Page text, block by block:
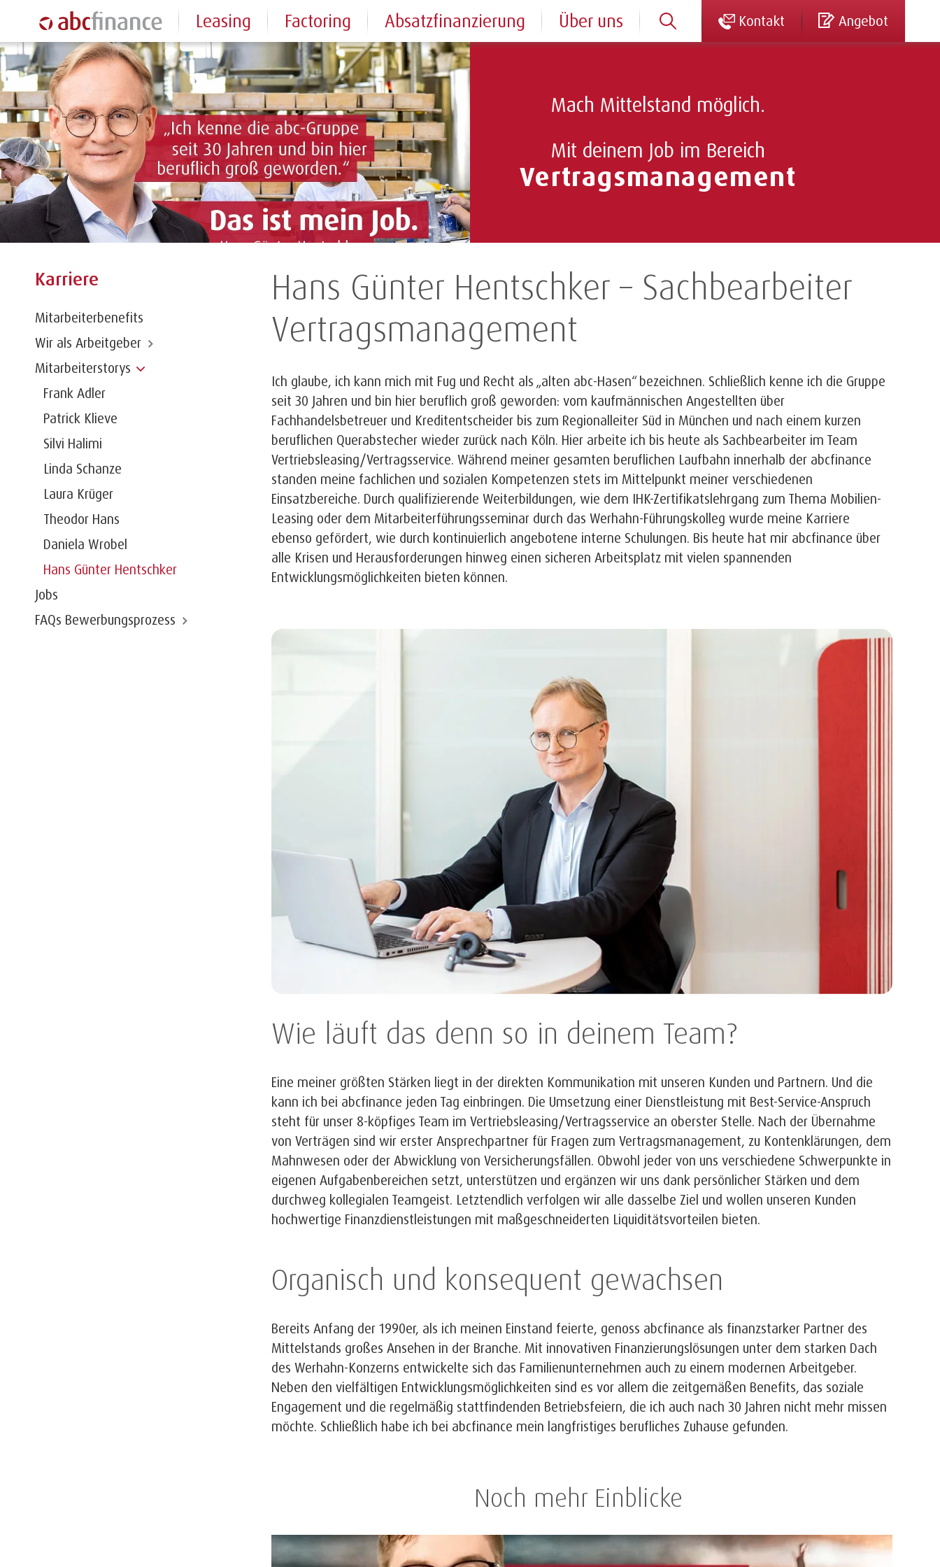
Mach Mittelstand möglich.
Mit deinem Job im Bereich
Vertragsmanagement
Karriere
Mitarbeiterbenefits
Wir als Arbeitgeber
Mitarbeiterstorys
Frank Adler
Patrick Klieve
Silvi Halimi
Linda Schanze
Laura Krüger
Theodor Hans
Daniela Wrobel
Hans Günter Hentschker
Jobs
FAQs Bewerbungsprozess
Hans Günter Hentschker – Sachbearbeiter
Vertragsmanagement
Ich glaube, ich kann mich mit Fug und Recht als „alten abc-Hasen“ bezeichnen. Schließlich kenne ich die Gruppe
seit 30 Jahren und bin hier beruflich groß geworden: vom kaufmännischen Angestellten über
Fachhandelsbetreuer und Kreditentscheider bis zum Regionalleiter Süd in München und nach einem kurzen
beruflichen Querabstecher wieder zurück nach Köln. Hier arbeite ich bis heute als Sachbearbeiter im Team
Vertriebsleasing/Vertragsservice. Während meiner gesamten beruflichen Laufbahn innerhalb der abcfinance
standen meine fachlichen und sozialen Kompetenzen stets im Mittelpunkt meiner verschiedenen
Einsatzbereiche. Durch qualifizierende Weiterbildungen, wie dem IHK-Zertifikatslehrgang zum Thema Mobilien-
Leasing oder dem Mitarbeiterführungsseminar durch das Werhahn-Führungskolleg wurde meine Karriere
ebenso gefördert, wie durch kontinuierlich angebotene interne Schulungen. Bis heute hat mir abcfinance über
alle Krisen und Herausforderungen hinweg einen sicheren Arbeitsplatz mit vielen spannenden
Entwicklungsmöglichkeiten bieten können.
Wie läuft das denn so in deinem Team?
Eine meiner größten Stärken liegt in der direkten Kommunikation mit unseren Kunden und Partnern. Und die
kann ich bei abcfinance jeden Tag einbringen. Die Umsetzung einer Dienstleistung mit Best-Service-Anspruch
steht für unser 8-köpfiges Team im Vertriebsleasing/Vertragsservice an oberster Stelle. Nach der Übernahme
von Verträgen sind wir erster Ansprechpartner für Fragen zum Vertragsmanagement, zu Kontenklärungen, dem
Mahnwesen oder der Abwicklung von Versicherungsfällen. Obwohl jeder von uns verschiedene Schwerpunkte in
eigenen Aufgabenbereichen setzt, unterstützen und ergänzen wir uns dank persönlicher Stärken und dem
durchweg kollegialen Teamgeist. Letztendlich verfolgen wir alle dasselbe Ziel und wollen unseren Kunden
hochwertige Finanzdienstleistungen mit maßgeschneiderten Liquiditätsvorteilen bieten.
Organisch und konsequent gewachsen
Bereits Anfang der 1990er, als ich meinen Einstand feierte, genoss abcfinance als finanzstarker Partner des
Mittelstands großes Ansehen in der Branche. Mit innovativen Finanzierungslösungen unter dem starken Dach
des Werhahn-Konzerns entwickelte sich das Familienunternehmen auch zu einem modernen Arbeitgeber.
Neben den vielfältigen Entwicklungsmöglichkeiten sind es vor allem die zeitgemäßen Benefits, das soziale
Engagement und die regelmäßig stattfindenden Betriebsfeiern, die ich auch nach 30 Jahren nicht mehr missen
möchte. Schließlich habe ich bei abcfinance mein langfristiges berufliches Zuhause gefunden.
Noch mehr Einblicke
Leasing Factoring Absatzfinanzierung Über uns Kontakt Angebot